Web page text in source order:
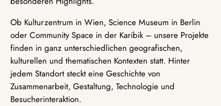
Ob Kulturzentrum in Wien, Science Museum in Berlin
oder Community Space in der Karibik – unsere Projekte
finden in ganz unterschiedlichen geografischen,
kulturellen und thematischen Kontexten statt. Hinter
jedem Standort steckt eine Geschichte von
Zusammenarbeit, Gestaltung, Technologie und
Besucherinteraktion.